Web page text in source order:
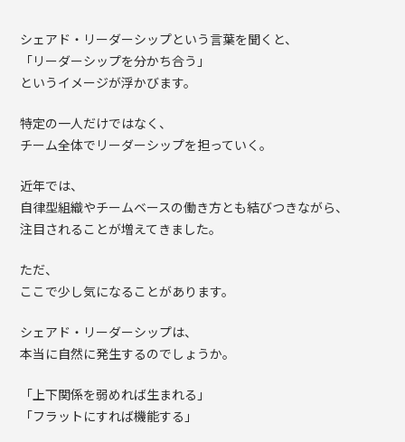
シェアド・リーダーシップという言葉を聞くと、
「リーダーシップを分かち合う」
というイメージが浮かびます。
特定の一人だけではなく、
チーム全体でリーダーシップを担っていく。
近年では、
自律型組織やチームベースの働き方とも結びつきながら、
注目されることが増えてきました。
ただ、
ここで少し気になることがあります。
シェアド・リーダーシップは、
本当に自然に発生するのでしょうか。
「上下関係を弱めれば生まれる」
「フラットにすれば機能する」